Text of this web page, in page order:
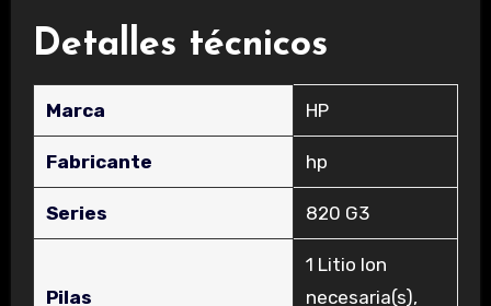
Detalles técnicos
Marca ‎HP
Fabricante ‎hp
Series ‎820 G3
Pilas
‎1 Litio Ion
necesaria(s),